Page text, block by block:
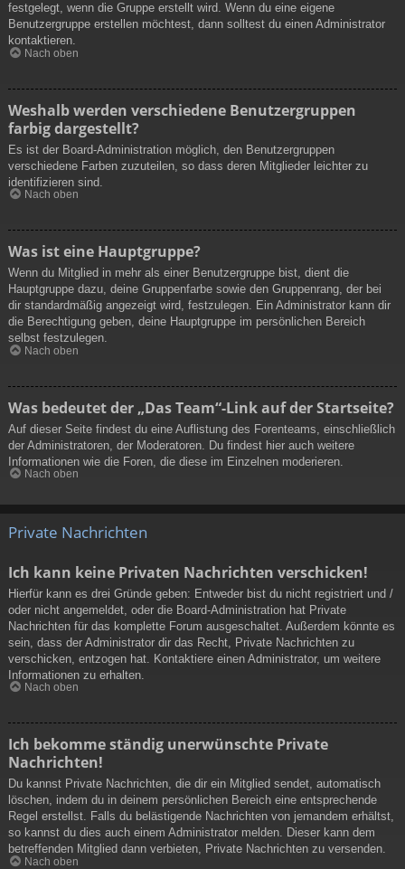
festgelegt, wenn die Gruppe erstellt wird. Wenn du eine eigene
Benutzergruppe erstellen möchtest, dann solltest du einen Administrator
kontaktieren.
Nach oben
Weshalb werden verschiedene Benutzergruppen
farbig dargestellt?
Es ist der Board-Administration möglich, den Benutzergruppen
verschiedene Farben zuzuteilen, so dass deren Mitglieder leichter zu
identifizieren sind.
Nach oben
Was ist eine Hauptgruppe?
Wenn du Mitglied in mehr als einer Benutzergruppe bist, dient die
Hauptgruppe dazu, deine Gruppenfarbe sowie den Gruppenrang, der bei
dir standardmäßig angezeigt wird, festzulegen. Ein Administrator kann dir
die Berechtigung geben, deine Hauptgruppe im persönlichen Bereich
selbst festzulegen.
Nach oben
Was bedeutet der „Das Team“-Link auf der Startseite?
Auf dieser Seite findest du eine Auflistung des Forenteams, einschließlich
der Administratoren, der Moderatoren. Du findest hier auch weitere
Informationen wie die Foren, die diese im Einzelnen moderieren.
Nach oben
Private Nachrichten
Ich kann keine Privaten Nachrichten verschicken!
Hierfür kann es drei Gründe geben: Entweder bist du nicht registriert und /
oder nicht angemeldet, oder die Board-Administration hat Private
Nachrichten für das komplette Forum ausgeschaltet. Außerdem könnte es
sein, dass der Administrator dir das Recht, Private Nachrichten zu
verschicken, entzogen hat. Kontaktiere einen Administrator, um weitere
Informationen zu erhalten.
Nach oben
Ich bekomme ständig unerwünschte Private
Nachrichten!
Du kannst Private Nachrichten, die dir ein Mitglied sendet, automatisch
löschen, indem du in deinem persönlichen Bereich eine entsprechende
Regel erstellst. Falls du belästigende Nachrichten von jemandem erhältst,
so kannst du dies auch einem Administrator melden. Dieser kann dem
betreffenden Mitglied dann verbieten, Private Nachrichten zu versenden.
Nach oben